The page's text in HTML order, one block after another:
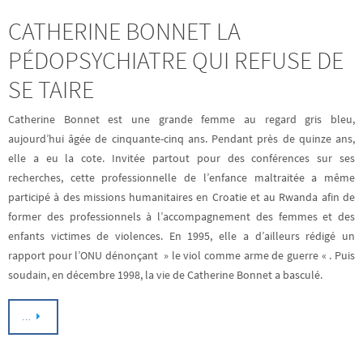
CATHERINE BONNET LA
PÉDOPSYCHIATRE QUI REFUSE DE
SE TAIRE
Catherine Bonnet est une grande femme au regard gris bleu,
aujourd’hui âgée de cinquante-cinq ans. Pendant près de quinze ans,
elle a eu la cote. Invitée partout pour des conférences sur ses
recherches, cette professionnelle de l’enfance maltraitée a même
participé à des missions humanitaires en Croatie et au Rwanda afin de
former des professionnels à l’accompagnement des femmes et des
enfants victimes de violences. En 1995, elle a d’ailleurs rédigé un
rapport pour l’ONU dénonçant » le viol comme arme de guerre « . Puis
soudain, en décembre 1998, la vie de Catherine Bonnet a basculé.